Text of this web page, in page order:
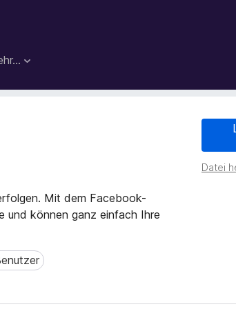
Mit dem Facebook-
und können ganz einfach Ihre
Datei